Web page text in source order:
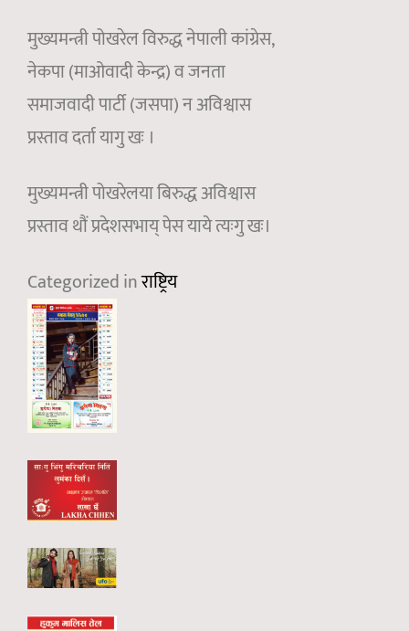
मुख्यमन्त्री पोखरेल विरुद्ध नेपाली कांग्रेस,
नेकपा (माओवादी केन्द्र) व जनता
समाजवादी पार्टी (जसपा) न अविश्वास
प्रस्ताव दर्ता यागु खः ।
मुख्यमन्त्री पोखरेलया बिरुद्ध अविश्वास
प्रस्ताव थौं प्रदेशसभाय् पेस याये त्यःगु खः।
Categorized inराष्ट्रिय